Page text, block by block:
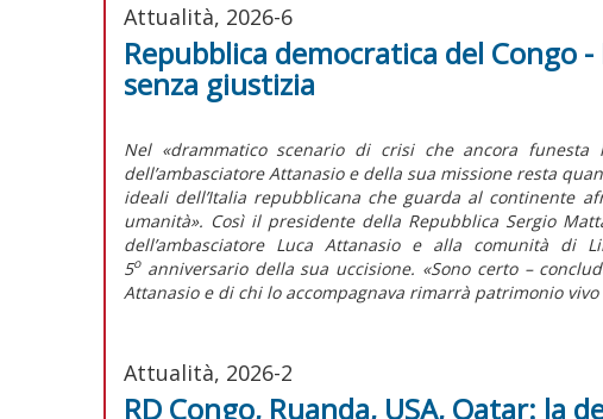
Attualità, 2026-6
Repubblica democratica del Congo
senza giustizia
Nel «drammatico scenario di crisi che ancora
dell’ambasciatore Attanasio e della sua missione resta
ideali dell’Italia repubblicana che guarda al continente
umanità». Così il presidente della Repubblica Sergio
dell’ambasciatore Luca Attanasio e alla comunità di
5oanniversario della sua uccisione. «Sono certo –
Attanasio e di chi lo accompagnava rimarrà patrimonio
Attualità, 2026-2
RD Congo, Ruanda, USA, Qatar: la